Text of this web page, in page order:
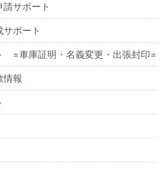
サポート
ポート
=車庫証明・名義変更・出張封印=
情報